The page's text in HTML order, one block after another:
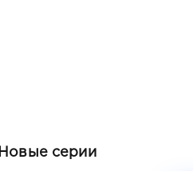
Новые серии